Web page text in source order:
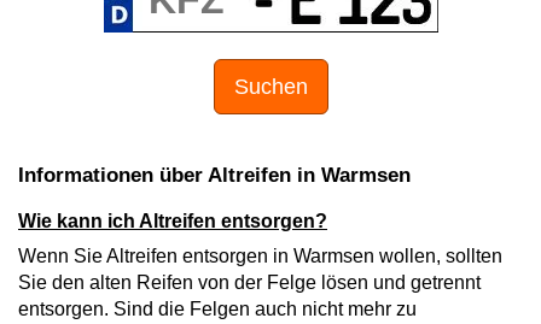
Suchen
Informationen über Altreifen in Warmsen
Wie kann ich Altreifen entsorgen?
Wenn Sie Altreifen entsorgen in Warmsen wollen, sollten
Sie den alten Reifen von der Felge lösen und getrennt
entsorgen. Sind die Felgen auch nicht mehr zu